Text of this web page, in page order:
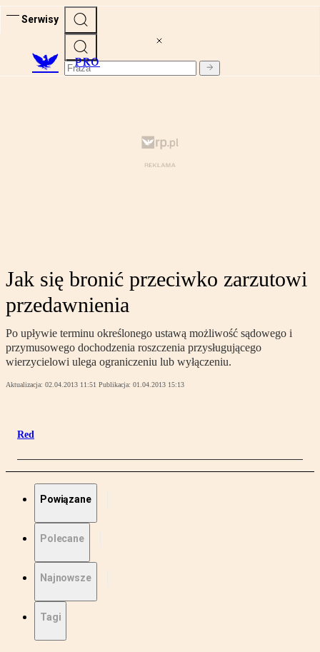
Serwisy
PRO
Jak się bronić przeciwko zarzutowi
przedawnienia
Po upływie terminu określonego ustawą możliwość sądowego i
przymusowego dochodzenia roszczenia przysługującego
wierzycielowi ulega ograniczeniu lub wyłączeniu.
Aktualizacja: 02.04.2013 11:51 Publikacja: 01.04.2013 15:13
Red
Powiązane
Polecane
Najnowsze
Tagi